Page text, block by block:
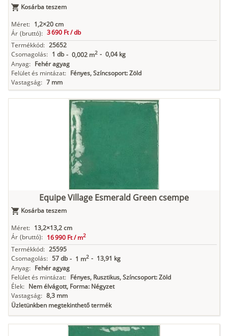
Kosárba teszem
Méret: 1,2×20 cm
Ár (bruttó): 3 690 Ft /db
Termékkód: 25652
Csomagolás: 1 db - 0,002 m2 - 0,04 kg
Anyag: Fehér agyag
Felület és mintázat: Fényes, Színcsoport: Zöld
Vastagság: 7 mm
Equipe Village Esmerald Green csempe
Kosárba teszem
Méret: 13,2×13,2 cm
Ár (bruttó): 16 990 Ft /m2
Termékkód: 25595
Csomagolás: 57 db - 1 m2 - 13,91 kg
Anyag: Fehér agyag
Felület és mintázat: Fényes, Rusztikus, Színcsoport: Zöld
Élek: Nem élvágott, Forma: Négyzet
Vastagság: 8,3 mm
Üzletünkben megtekinthető termék